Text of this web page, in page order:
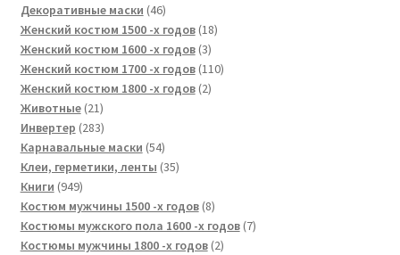
Декоративные маски 4646
товаров
Женский костюм 1500 -х годов 1818
Женский костюм 1600 -х годов 33
товара
Женский костюм 1700 -х годов 110110
Женский костюм 1800 -х годов 22
Животные 2121
товар
Инвертер 283283
товара
Карнавальные маски 5454
товара
Клеи, герметики, ленты 3535
Книги 949949
товаров
Костюм мужчины 1500 -х годов 88
товаров
Костюмы мужского пола 1600 -х годов 77
Костюмы мужчины 1800 -х годов 22